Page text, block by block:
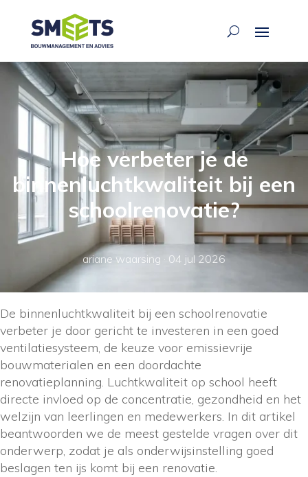
Hoe verbeter je de
binnenluchtkwaliteit bij een
schoolrenovatie?
ariane waarsing · 04 jul 2026
De binnenluchtkwaliteit bij een schoolrenovatie
verbeter je door gericht te investeren in een goed
ventilatiesysteem, de keuze voor emissievrije
bouwmaterialen en een doordachte
renovatieplanning. Luchtkwaliteit op school heeft
directe invloed op de concentratie, gezondheid en het
welzijn van leerlingen en medewerkers. In dit artikel
beantwoorden we de meest gestelde vragen over dit
onderwerp, zodat je als onderwijsinstelling goed
beslagen ten ijs komt bij een renovatie.